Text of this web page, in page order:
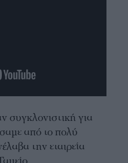
συγκλονιστική για
από το πολύ
την εταιρεία